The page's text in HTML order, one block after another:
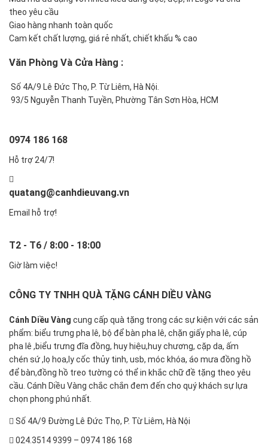
theo yêu cầu
Giao hàng nhanh toàn quốc
Cam kết chất lượng, giá rẻ nhất, chiết khấu % cao
Văn Phòng Và Cửa Hàng :
Số 4A/9 Lê Đức Thọ, P. Từ Liêm, Hà Nội.
93/5 Nguyễn Thanh Tuyền, Phường Tân Sơn Hòa, HCM
0974 186 168
Hỗ trợ 24/7!
quatang@canhdieuvang.vn
Email hỗ trợ!
T2 - T6 / 8:00 - 18:00
Giờ làm việc!
CÔNG TY TNHH QUÀ TẶNG CÁNH DIỀU VÀNG
Cánh Diều Vàng cung cấp quà tặng trong các sự kiện với các sản
phẩm: biểu trưng pha lê, bộ để bàn pha lê, chặn giấy pha lê, cúp
pha lê ,biểu trưng đĩa đồng, huy hiệu,huy chương, cặp da, ấm
chén sứ ,lọ hoa,ly cốc thủy tinh, usb, móc khóa, áo mưa đồng hồ
để bàn,đồng hồ treo tường có thể in khắc chữ đề tặng theo yêu
cầu. Cánh Diều Vàng chắc chắn đem đến cho quý khách sự lựa
chọn phong phú nhất.
Số 4A/9 Đường Lê Đức Thọ, P. Từ Liêm, Hà Nội
024.3514 9399 – 0974 186 168